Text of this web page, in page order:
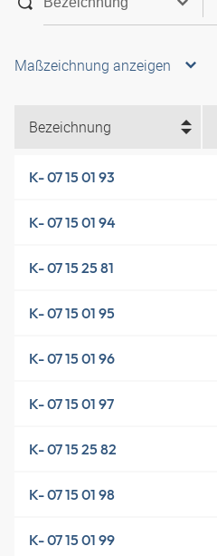
Maßzeichnung anzeigen
Bezeichnung
K- 07 15 01 93
K- 07 15 01 94
K- 07 15 25 81
K- 07 15 01 95
K- 07 15 01 96
K- 07 15 01 97
K- 07 15 25 82
K- 07 15 01 98
K- 07 15 01 99